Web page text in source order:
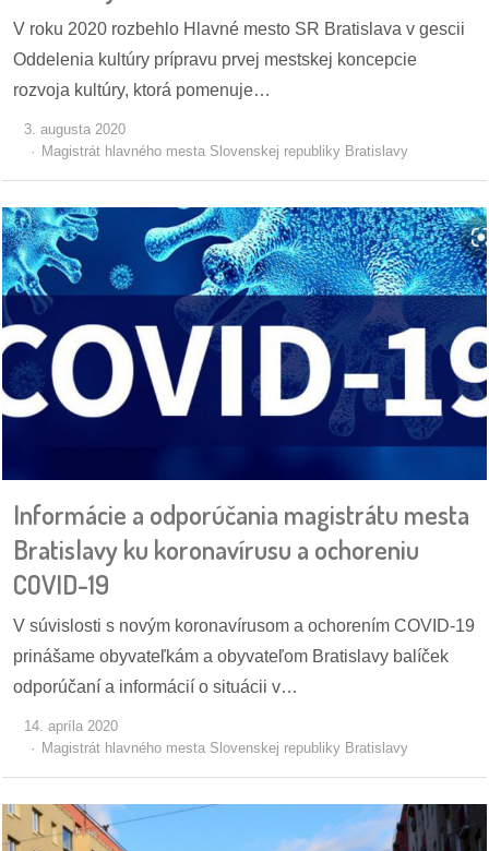
V roku 2020 rozbehlo Hlavné mesto SR Bratislava v gescii
Oddelenia kultúry prípravu prvej mestskej koncepcie
rozvoja kultúry, ktorá pomenuje…
3. augusta 2020
Magistrát hlavného mesta Slovenskej republiky Bratislavy
Informácie a odporúčania magistrátu mesta
Bratislavy ku koronavírusu a ochoreniu
COVID-19
V súvislosti s novým koronavírusom a ochorením COVID-19
prinášame obyvateľkám a obyvateľom Bratislavy balíček
odporúčaní a informácií o situácii v…
14. apríla 2020
Magistrát hlavného mesta Slovenskej republiky Bratislavy